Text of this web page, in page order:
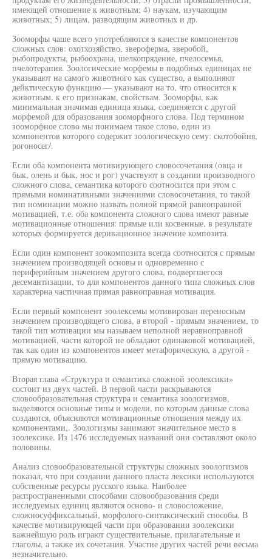
имеющей отношение к животным; 4) наукам, изучающим
животных; 5) лицам, разводящим животных и др.
Зооморфы чаше всего употребляются в качестве компонентов
сложных слов: охотхозяйство, звероферма, зверобой,
рыбопродукты, рыбоохрана, шелкопрядение, пчелосемья,
пчелотерапия. Зоологические морфемы в подобных единицах не
указывают на самого животного как существо, а выполняют
дейктическую функцию — указывают на то, что относится к
животным, к его признакам, свойствам. Зооморфы, как
минимальная значимая единица языка, соединяется с другой
морфемой для образования зооморфного слова. Под термином
зооморфное слово мы понимаем такое слово, один из
компонентов которого содержит зоологическую сему: скотобойня,
рогоносег/.
Если оба компонента мотивирующего словосочетания (овца и
бык, олень и бык, нос и рог) участвуют в создании производного
сложного слова, семантика которого соотносится при этом с
прямыми номинативными значениями словосочетания, то такой
тип номинации можно назвать полной прямой равноправной
мотивацией, т.е. оба компонента сложного слова имеют равные
мотивационные отношения: прямые или косвенные, в результате
которых формируется деривационное значение композита.
Если один компонент зоокомпозита всегда соотносится с прямым
значением производящей основы и одновременно с
периферийным значением другого слова, подвергшегося
десемантизации, то для компонентов данного типа сложных слов
характерна частичная прямая равноправная мотивация.
Если первый компонент зоолексемы мотивирован переносным
значением производящего слова, а второй - прямым значением, то
такой тип мотивации мы называем неполной неравноправной
мотивацией, части которой не обладают одинаковой мотивацией,
так как один из компонентов имеет метафорическую, а другой -
прямую мотивацию.
Вторая глава «Структура и семантика сложной зоолексики»
состоит из двух частей. В первой части раскрываются
словообразовательная структура и семантика зоологизмов,
выделяются основные типы и модели, по которым данные слова
создаются, объясняются мотивационные отношения между их
компонентами,. Зоологизмы занимают значительное место в
зоолексике. Из 1476 исследуемых названий они составляют около
половины.
Анализ словообразовательной структуры сложных зоологизмов
показал, что при создании данного пласта лексики используются
собственные ресурсы русского языка. Наиболее
распространенными способами словообразования среди
исследуемых единиц являются осново- и словосложение,
сложносуффиксальный, морфолого-синтаксический способы. В
качестве мотивирующей части при образовании зоолексики
важнейшую роль играют существительные, прилагательные и
глаголы, а также их сочетания. Участие других частей речи весьма
незначительно.